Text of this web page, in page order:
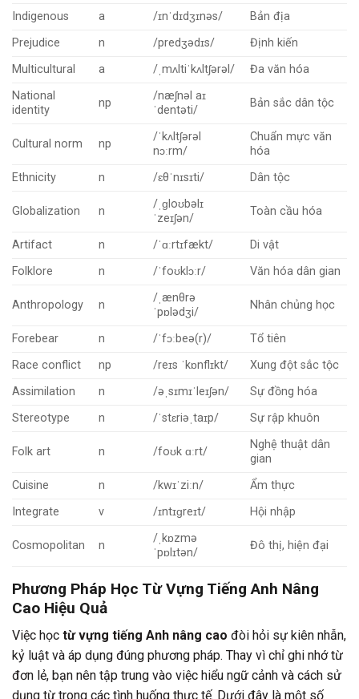
Indigenous
a /ɪnˈdɪdʒɪnəs/
Bản địa
Prejudice
n /predʒədɪs/
Định kiến
Multicultural
a /ˌmʌltiˈkʌltʃərəl/
Đa văn hóa
National
identity
np
/næʃnəl aɪ
ˈdentəti/
Bản sắc dân tộc
Cultural norm np
/ˈkʌltʃərəl
nɔːrm/
Chuẩn mực văn
hóa
Ethnicity
n /ɛθˈnɪsɪti/ Dân tộc
Globalization n
/ˌɡloʊbəlɪ
ˈzeɪʃən/
Toàn cầu hóa
Artifact n /ˈɑːrtɪfækt/
Di vật
Folklore
n /ˈfoʊklɔːr/ Văn hóa dân gian
Anthropology n
/ˌænθrə
ˈpɒlədʒi/
Nhân chủng học
Forebear n /ˈfɔːbeə(r)/
Tổ tiên
Race conflict
np /reɪs ˈkɒnflɪkt/
Xung đột sắc tộc
Assimilation
n /əˌsɪmɪˈleɪʃən/
Sự đồng hóa
Stereotype
n /ˈstɛriəˌtaɪp/ Sự rập khuôn
Folk art n /foʊk ɑːrt/
Nghệ thuật dân
gian
Cuisine
n /kwɪˈziːn/
Ẩm thực
Integrate
v /ɪntɪɡreɪt/ Hội nhập
Cosmopolitan n
/ˌkɒzmə
ˈpɒlɪtən/
Đô thị, hiện đại
Phương Pháp Học Từ Vựng Tiếng Anh Nâng
Cao Hiệu Quả
Việc học từ vựng tiếng Anh nâng cao đòi hỏi sự kiên nhẫn,
kỷ luật và áp dụng đúng phương pháp. Thay vì chỉ ghi nhớ từ
đơn lẻ, bạn nên tập trung vào việc hiểu ngữ cảnh và cách sử
dụng từ trong các tình huống thực tế. Dưới đây là một số